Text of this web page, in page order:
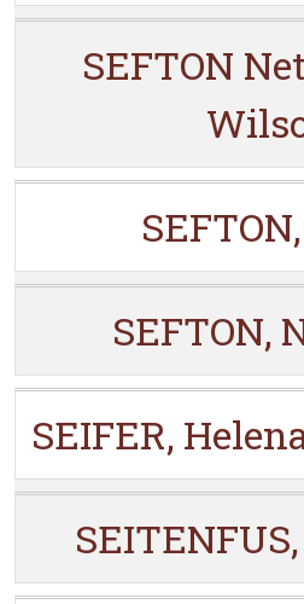
SEFTON
SEFTON,
SEIFER,